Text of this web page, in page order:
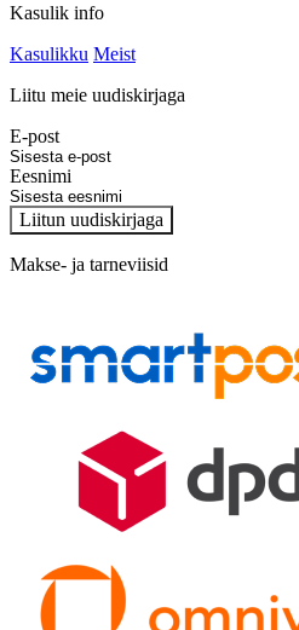
Kasulik info
Kasulikku Meist
Liitu meie uudiskirjaga
E-post
Eesnimi
Liitun uudiskirjaga
Makse- ja tarneviisid